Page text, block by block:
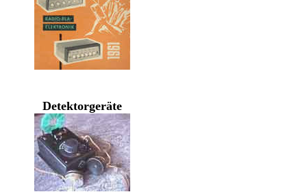
Detektorgeräte